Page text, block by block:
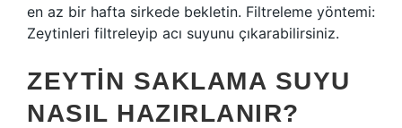
en az bir hafta sirkede bekletin. Filtreleme yöntemi:
Zeytinleri filtreleyip acı suyunu çıkarabilirsiniz.
ZEYTIN SAKLAMA SUYU
NASIL HAZIRLANIR?